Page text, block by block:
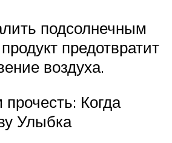
подсолнечным
предотвратит
воздуха.
Когда
Улыбка